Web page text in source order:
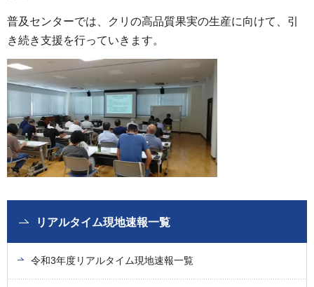
普及センターでは、クリの高品質果実の生産に向けて、引
き続き支援を行っていきます。
リアルタイム現地速報一覧
令和3年度リアルタイム現地速報一覧